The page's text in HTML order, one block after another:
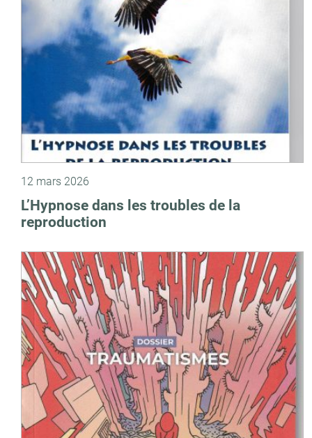
12 mars 2026
L’Hypnose dans les troubles de la
reproduction